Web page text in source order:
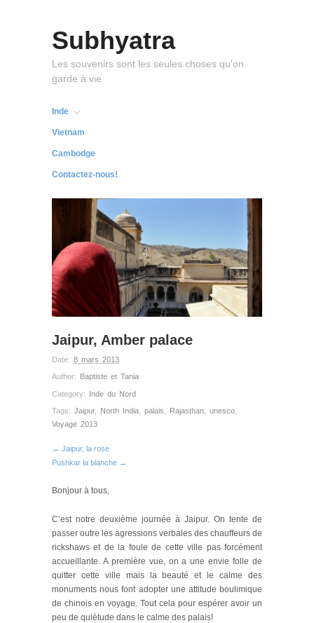
Subhyatra
Les souvenirs sont les seules choses qu'on
garde à vie
Inde
Vietnam
Cambodge
Contactez-nous!
Jaipur, Amber palace
Date: 8 mars 2013
Author: Baptiste et Tania
Category: Inde du Nord
Tags: Jaipur, North India palais Rajasthan unesco
Voyage 2013
← Jaipur, la rose
Pushkar la blanche →
Bonjour à tous,
C’est notre deuxième journée à Jaipur. On tente de
passer outre les agressions verbales des chauffeurs de
rickshaws et de la foule de cette ville pas forcément
accueillante. A première vue, on a une envie folle de
quitter cette ville mais la beauté et le calme des
monuments nous font adopter une attitude boulimique
de chinois en voyage. Tout cela pour espérer avoir un
peu de quiétude dans le calme des palais!